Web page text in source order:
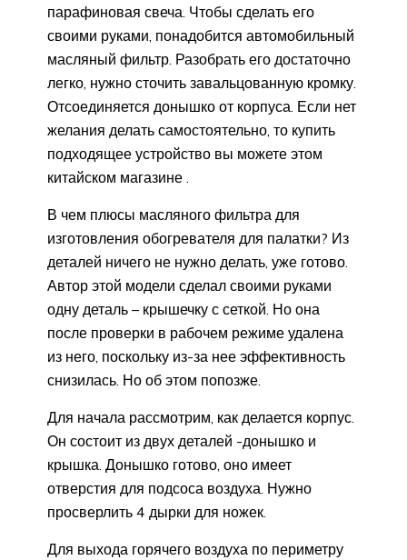
парафиновая свеча. Чтобы сделать его
своими руками, понадобится автомобильный
масляный фильтр. Разобрать его достаточно
легко, нужно сточить завальцованную кромку.
Отсоединяется донышко от корпуса. Если нет
желания делать самостоятельно, то купить
подходящее устройство вы можете этом
китайском магазине .
В чем плюсы масляного фильтра для
изготовления обогревателя для палатки? Из
деталей ничего не нужно делать, уже готово.
Автор этой модели сделал своими руками
одну деталь – крышечку с сеткой. Но она
после проверки в рабочем режиме удалена
из него, поскольку из-за нее эффективность
снизилась. Но об этом попозже.
Для начала рассмотрим, как делается корпус.
Он состоит из двух деталей -донышко и
крышка. Донышко готово, оно имеет
отверстия для подсоса воздуха. Нужно
просверлить 4 дырки для ножек.
Для выхода горячего воздуха по периметру